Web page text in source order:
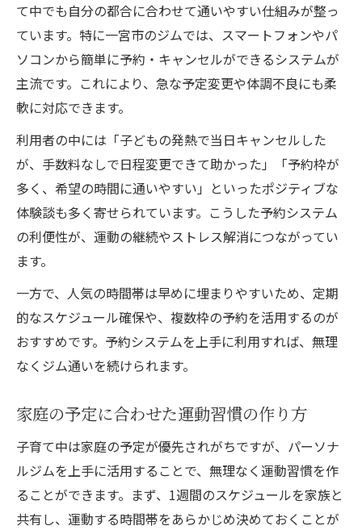
て中でも自分の都合に合わせて通いやすい仕組みが整っ
ています。特に一宮市のジムでは、スマートフォンやパ
ソコンから簡単に予約・キャンセルができるシステムが
主流です。これにより、急な予定変更や体調不良にも柔
軟に対応できます。
利用者の中には「子どもの発熱で当日キャンセルした
が、手数料なしで日程変更できて助かった」「予約枠が
多く、希望の時間に通いやすい」といったポジティブな
体験談も多く寄せられています。こうした予約システム
の利便性が、運動の継続やストレス解消につながってい
ます。
一方で、人気の時間帯は早めに埋まりやすいため、定期
的なスケジュール確保や、複数枠の予約を活用するのが
おすすめです。予約システムを上手に利用すれば、無理
なくジム通いを続けられます。
家庭の予定に合わせた運動習慣の作り方
子育て中は家庭の予定が優先されがちですが、パーソナ
ルジムを上手に活用することで、無理なく運動習慣を作
ることができます。まず、1週間のスケジュールを家族と
共有し、運動する時間帯をあらかじめ決めておくことが